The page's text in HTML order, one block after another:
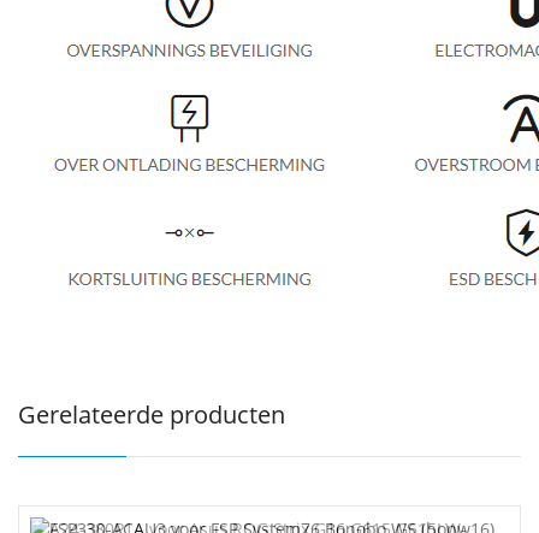
Gerelateerde producten